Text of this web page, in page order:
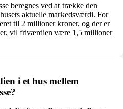
beregnes ved at trække den
aktuelle markedsværdi. For
til 2 millioner kroner, og der er
vil friværdien være 1,5 millioner
i et hus mellem